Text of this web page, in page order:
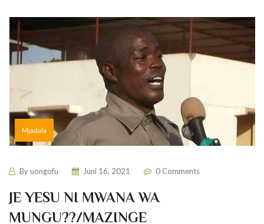
Mjadala
Byuongofu Juni 16, 2021 0 Comments
JE YESU NI MWANA WA
MUNGU??/MAZINGE